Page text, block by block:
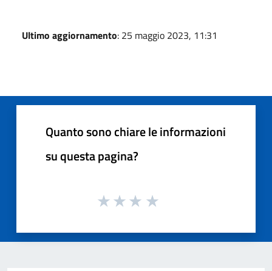
Ultimo aggiornamento: 25 maggio 2023, 11:31
Quanto sono chiare le informazioni
su questa pagina?